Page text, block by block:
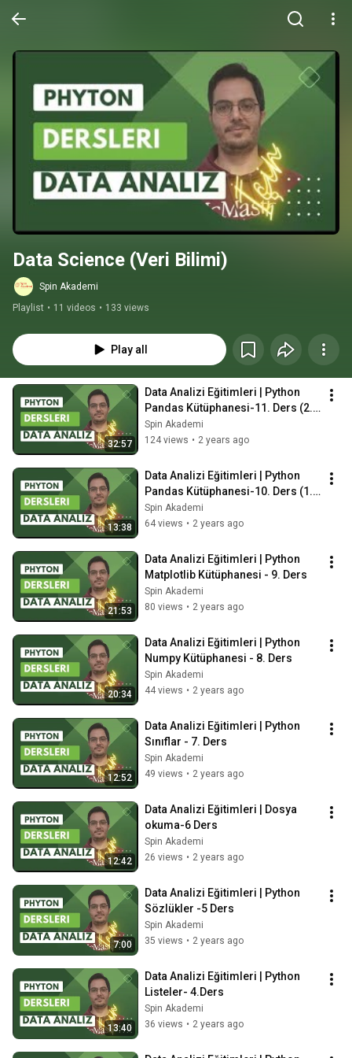
Data Science (Veri Bilimi)
Spin Akademi
Playlist • 11 videos • 133 views
Play all
32:57
Data Analizi Eğitimleri | Python
Pandas Kütüphanesi-11. Ders (2.
Bölüm Dataframes)
Spin Akademi
124 views • 2 years ago
13:38
Data Analizi Eğitimleri | Python
Pandas Kütüphanesi-10. Ders (1.
Bölüm Series)
Spin Akademi
64 views • 2 years ago
21:53
Data Analizi Eğitimleri | Python
Matplotlib Kütüphanesi - 9. Ders
Spin Akademi
80 views • 2 years ago
20:34
Data Analizi Eğitimleri | Python
Numpy Kütüphanesi - 8. Ders
Spin Akademi
44 views • 2 years ago
12:52
Data Analizi Eğitimleri | Python
Sınıflar - 7. Ders
Spin Akademi
49 views • 2 years ago
12:42
Data Analizi Eğitimleri | Dosya
okuma-6 Ders
Spin Akademi
26 views • 2 years ago
7:00
Data Analizi Eğitimleri | Python
Sözlükler -5 Ders
Spin Akademi
35 views • 2 years ago
13:40
Data Analizi Eğitimleri | Python
Listeler- 4.Ders
Spin Akademi
36 views • 2 years ago